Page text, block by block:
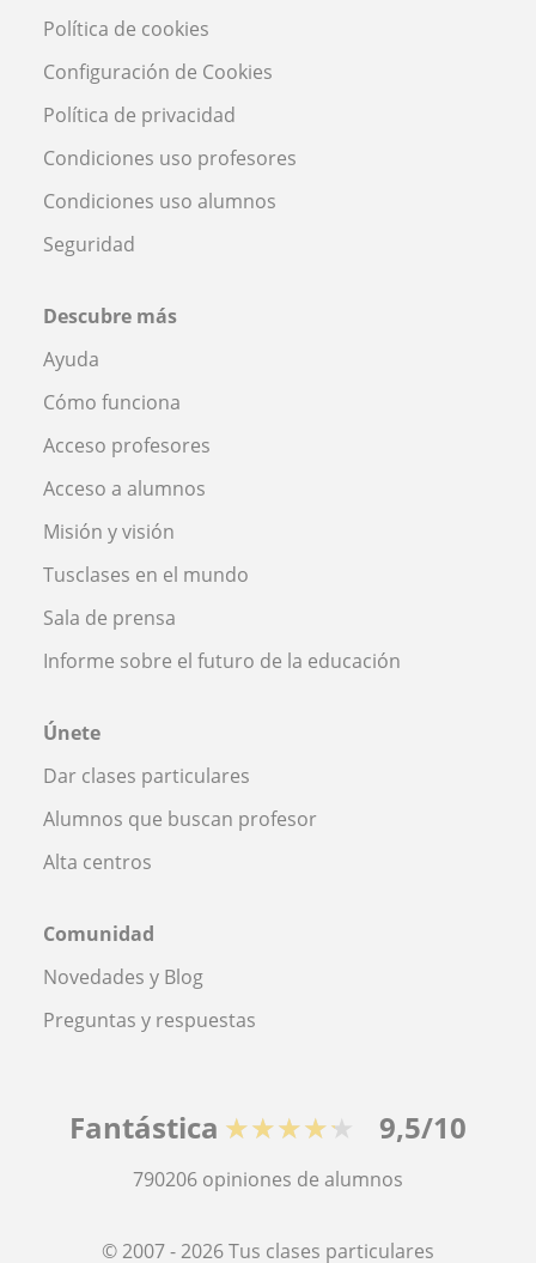
Política de cookies
Configuración de Cookies
Política de privacidad
Condiciones uso profesores
Condiciones uso alumnos
Seguridad
Descubre más
Ayuda
Cómo funciona
Acceso profesores
Acceso a alumnos
Misión y visión
Tusclases en el mundo
Sala de prensa
Informe sobre el futuro de la educación
Únete
Dar clases particulares
Alumnos que buscan profesor
Alta centros
Comunidad
Novedades y Blog
Preguntas y respuestas
Fantástica ★★★★★ 9,5/10
790206 opiniones de alumnos
© 2007 - 2026 Tus clases particulares